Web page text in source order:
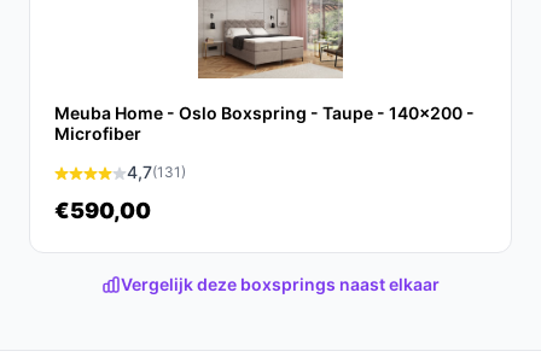
Meuba Home - Oslo Boxspring - Taupe - 140x200 -
Microfiber
4,7(131)
€590,00
Vergelijk deze boxsprings naast elkaar